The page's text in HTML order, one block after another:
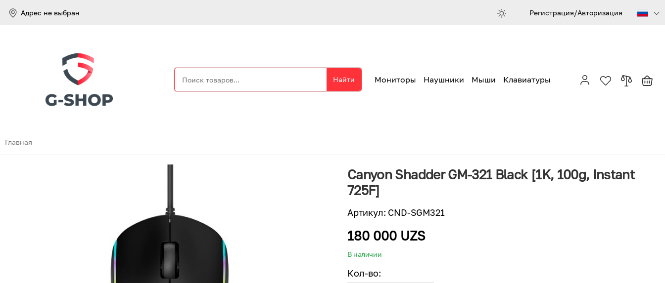
Адрес не выбран Регистрация/Авторизация
Найти Найти Мониторы Наушники Мыши Клавиатуры
Главная
Canyon Shadder GM-321 Black [1K, 100g, Instant
725F]
Артикул: CND-SGM321
180 000 UZS
В наличии
Кол-во: